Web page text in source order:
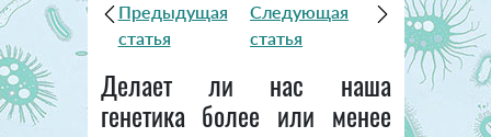
Предыдущая
статья
Следующая
статья
Делает ли нас наша
генетика более или менее